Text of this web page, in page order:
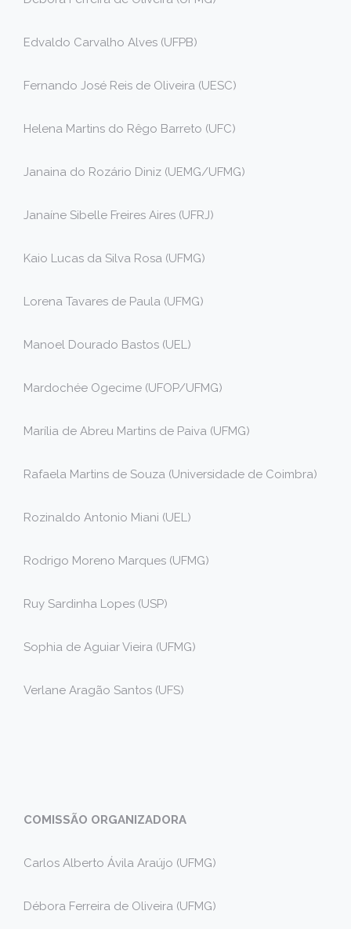
Edvaldo Carvalho Alves (UFPB)
Fernando José Reis de Oliveira (UESC)
Helena Martins do Rêgo Barreto (UFC)
Janaina do Rozário Diniz (UEMG/UFMG)
Janaíne Sibelle Freires Aires (UFRJ)
Kaio Lucas da Silva Rosa (UFMG)
Lorena Tavares de Paula (UFMG)
Manoel Dourado Bastos (UEL)
Mardochée Ogecime (UFOP/UFMG)
Marília de Abreu Martins de Paiva (UFMG)
Rafaela Martins de Souza (Universidade de Coimbra)
Rozinaldo Antonio Miani (UEL)
Rodrigo Moreno Marques (UFMG)
Ruy Sardinha Lopes (USP)
Sophia de Aguiar Vieira (UFMG)
Verlane Aragão Santos (UFS)
COMISSÃO ORGANIZADORA
Carlos Alberto Ávila Araújo (UFMG)
Débora Ferreira de Oliveira (UFMG)